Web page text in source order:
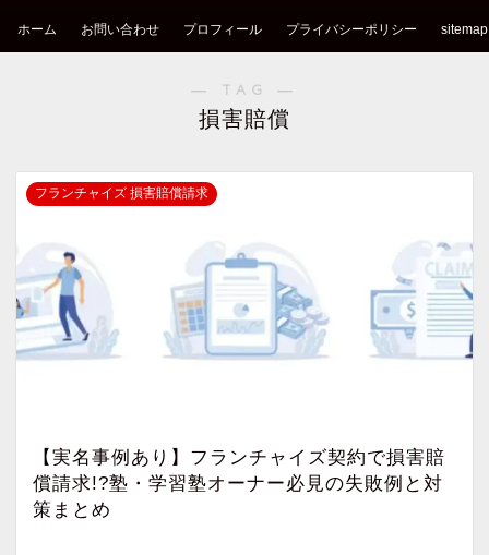
ホーム お問い合わせ プロフィール プライバシーポリシー sitemap
― TAG ―
損害賠償
フランチャイズ 損害賠償請求
【実名事例あり】フランチャイズ契約で損害賠
償請求!?塾・学習塾オーナー必見の失敗例と対
策まとめ